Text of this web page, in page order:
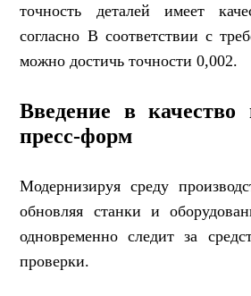
точность деталей имеет
согласно В соответствии с
можно достичь точности 0,002.
Введение в качество
пресс-форм
Модернизируя среду
обновляя станки и
одновременно следит за
проверки.